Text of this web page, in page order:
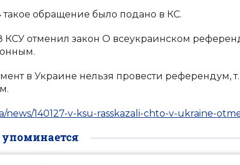
такое обращение было подано в КС.
КСУ отменил закон О всеукраинском
в Украине нельзя провести референдум,
news/140127-v-ksu-rasskazali-chto-v-ukraine-